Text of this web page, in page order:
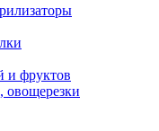
и фруктов
овощерезки